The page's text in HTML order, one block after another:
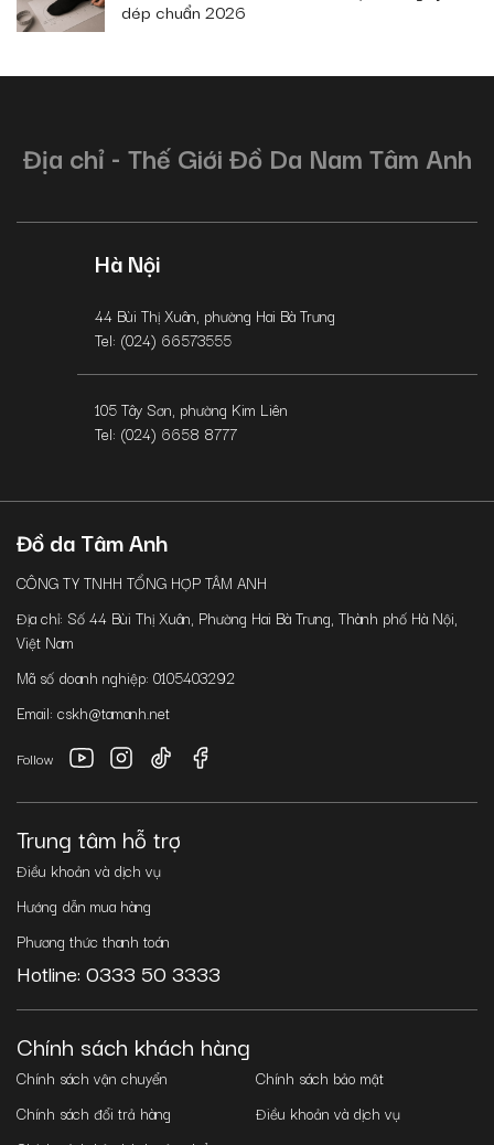
dép chuẩn 2026
Địa chỉ - Thế Giới Đồ Da Nam Tâm Anh
Hà Nội
44 Bùi Thị Xuân, phường Hai Bà Trưng
Tel: (024) 66573555
105 Tây Sơn, phường Kim Liên
Tel: (024) 6658 8777
Đồ da Tâm Anh
CÔNG TY TNHH TỔNG HỢP TÂM ANH
Địa chỉ: Số 44 Bùi Thị Xuân, Phường Hai Bà Trưng, Thành phố Hà Nội,
Việt Nam
Mã số doanh nghiệp: 0105403292
Email: cskh@tamanh.net
Follow
Trung tâm hỗ trợ
Điều khoản và dịch vụ
Hướng dẫn mua hàng
Phương thức thanh toán
Hotline: 0333 50 3333
Chính sách khách hàng
Chính sách vận chuyển
Chính sách đổi trả hàng
Chính sách bảo mật
Điều khoản và dịch vụ